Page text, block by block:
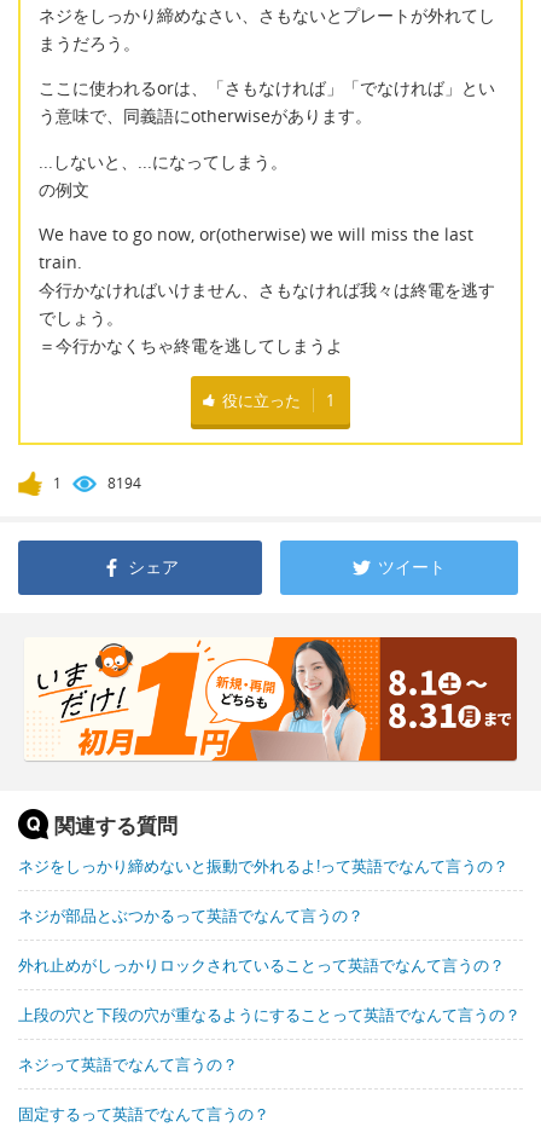
ネジをしっかり締めなさい、さもないとプレートが外れてし
まうだろう。
ここに使われるorは、「さもなければ」「でなければ」とい
う意味で、同義語にotherwiseがあります。
...しないと、...になってしまう。
の例文
We have to go now, or(otherwise) we will miss the last
train.
今行かなければいけません、さもなければ我々は終電を逃す
でしょう。
＝今行かなくちゃ終電を逃してしまうよ
役に立った 1
1 8194
シェア ツイート
関連する質問
ネジをしっかり締めないと振動で外れるよ!って英語でなんて言うの？
ネジが部品とぶつかるって英語でなんて言うの？
外れ止めがしっかりロックされていることって英語でなんて言うの？
上段の穴と下段の穴が重なるようにすることって英語でなんて言うの？
ネジって英語でなんて言うの？
固定するって英語でなんて言うの？